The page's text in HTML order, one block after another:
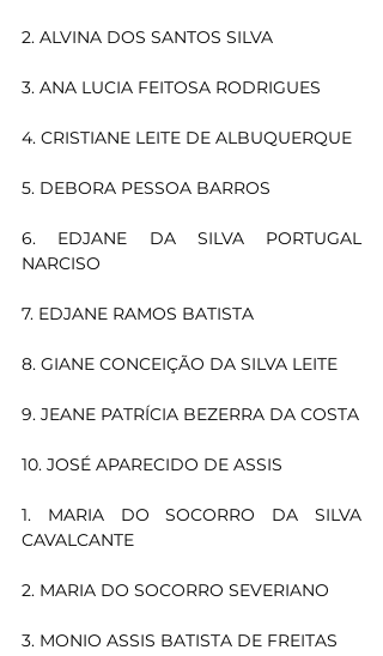
2. ALVINA DOS SANTOS SILVA
3. ANA LUCIA FEITOSA RODRIGUES
4. CRISTIANE LEITE DE ALBUQUERQUE
5. DEBORA PESSOA BARROS
6. EDJANE DA SILVA PORTUGAL
NARCISO
7. EDJANE RAMOS BATISTA
8. GIANE CONCEIÇÃO DA SILVA LEITE
9. JEANE PATRÍCIA BEZERRA DA COSTA
10. JOSÉ APARECIDO DE ASSIS
1. MARIA DO SOCORRO DA SILVA
CAVALCANTE
2. MARIA DO SOCORRO SEVERIANO
3. MONIO ASSIS BATISTA DE FREITAS